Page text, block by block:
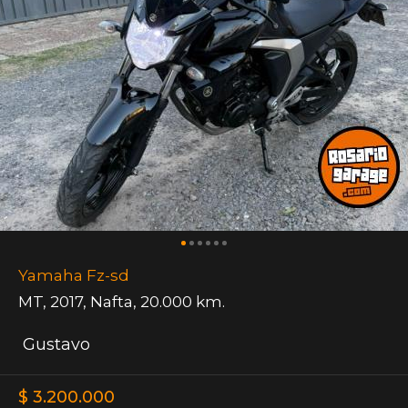
Yamaha Fz-sd
MT, 2017, Nafta, 20.000 km.
Gustavo
$ 3.200.000